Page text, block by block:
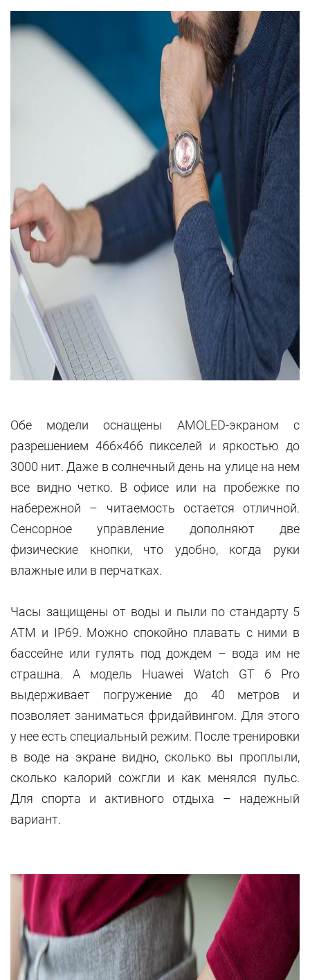
Обе модели оснащены AMOLED-экраном с
разрешением 466×466 пикселей и яркостью до
3000 нит. Даже в солнечный день на улице на нем
все видно четко. В офисе или на пробежке по
набережной – читаемость остается отличной.
Сенсорное управление дополняют две
физические кнопки, что удобно, когда руки
влажные или в перчатках.
Часы защищены от воды и пыли по стандарту 5
ATM и IP69. Можно спокойно плавать с ними в
бассейне или гулять под дождем – вода им не
страшна. А модель Huawei Watch GT 6 Pro
выдерживает погружение до 40 метров и
позволяет заниматься фридайвингом. Для этого
у нее есть специальный режим. После тренировки
в воде на экране видно, сколько вы проплыли,
сколько калорий сожгли и как менялся пульс.
Для спорта и активного отдыха – надежный
вариант.